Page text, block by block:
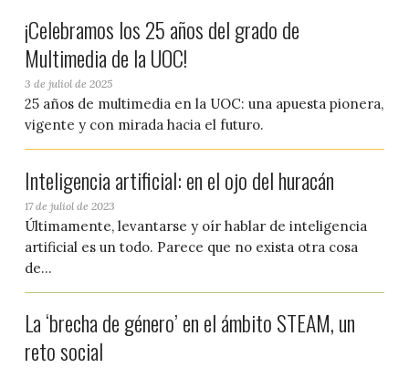
¡Celebramos los 25 años del grado de
Multimedia de la UOC!
3 de juliol de 2025
25 años de multimedia en la UOC: una apuesta pionera,
vigente y con mirada hacia el futuro.
Inteligencia artificial: en el ojo del huracán
17 de juliol de 2023
Últimamente, levantarse y oír hablar de inteligencia
artificial es un todo. Parece que no exista otra cosa
de...
La ‘brecha de género’ en el ámbito STEAM, un
reto social